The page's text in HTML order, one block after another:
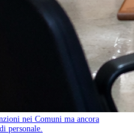
nei Comuni ma ancora
personale.